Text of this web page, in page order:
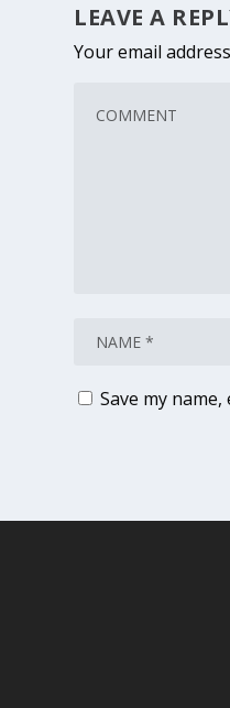
LEAVE A
Your email
Save my